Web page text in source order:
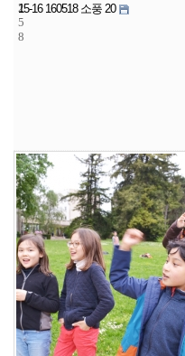
2
5
8
15-16 160518 소풍 20